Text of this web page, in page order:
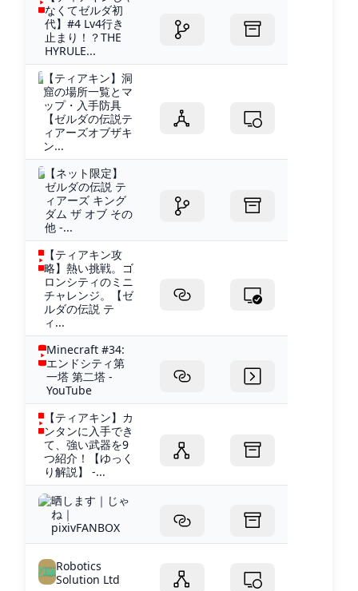
なくてゼルダ初
代】#4 Lv4行き
止まり！？THE
HYRULE...
【ティアキン】洞
窟の場所一覧とマ
ップ・入手防具
【ゼルダの伝説テ
ィアーズオブザキ
ン...
【ネット限定】
ゼルダの伝説 テ
ィアーズ キング
ダム ザ オブ その
他 -...
【ティアキン攻
略】熱い挑戦。ゴ
ロンシティのミニ
チャレンジ。【ゼ
ルダの伝説 テ
ィ...
Minecraft #34:
エンドシティ第
一塔 第二塔 -
YouTube
【ティアキン】カ
ンタンに入手でき
て、強い武器を9
つ紹介！【ゆっく
り解説】 -...
晒します｜じゃ
ね｜
pixivFANBOX
Robotics
Solution Ltd